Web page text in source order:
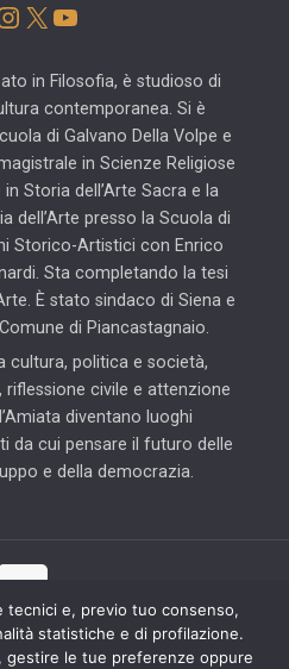
X YouTube
in Filosofia, è studioso di
contemporanea. Si è
di Galvano Della Volpe e
in Scienze Religiose
Storia dell’Arte Sacra e la
dell’Arte presso la Scuola di
Storico-Artistici con Enrico
Sta completando la tesi
È stato sindaco di Siena e
di Piancastagnaio.
cultura, politica e società,
civile e attenzione
diventano luoghi
da cui pensare il futuro delle
e della democrazia.
| Tutti i diritti riservati | Partner
Hab Solution
tecnici e, previo tuo consenso,
statistiche e di profilazione.
gestire le tue preferenze oppure